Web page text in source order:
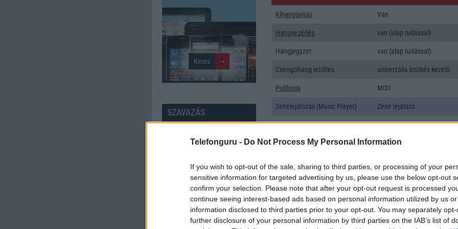
Telefonguru - Do Not Process My Personal Information
If you wish to opt-out of the sale, sharing to third parties, or processing of your
sensitive information for targeted advertising by us, please use the below opt-out
confirm your selection. Please note that after your opt-out request is processed
continue seeing interest-based ads based on personal information utilized by us
information disclosed to third parties prior to your opt-out. You may separately
further disclosure of your personal information by third parties on the IAB’s list of
SZAVAZÁS
Minőség: 7.83
Értékelés: 8.13 | Szavazatok: 42
Kihangositás Van
Hangvezérlés van (alap tudással)
Hangjegyzet van (alap tudással)
Csengőhang letöltés univerzális letöltés kezelõ
Polifonia MIDI
Zenelejátszás (Music Player) Zene lejátszó
Rádió RDS
Kamera 1x
kamera esetén)
Video lejátszás 1080p HD lejátszó
MEMÓRIA ÉS TÁRHELY